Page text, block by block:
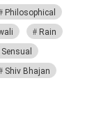
Philosophical
Rain
Sensual
Shiv Bhajan